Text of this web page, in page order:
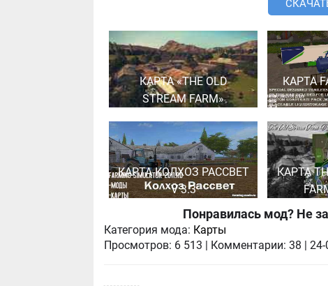
КАРТА «THE OLD
STREAM FARM»
КАРТА
КАРТА КОЛХОЗ РАССВЕТ
V 3.3
КАРТА
Понравилась мод? Не
Категория мода: Карты
Просмотров: 6 513 Комментарии: 38 |24-